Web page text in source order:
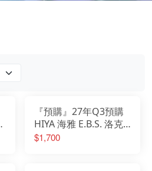
『預購』27年Q3預購
HIYA 海雅 E.B.S. 洛克
人X 艾克斯 究極裝甲
$1,700